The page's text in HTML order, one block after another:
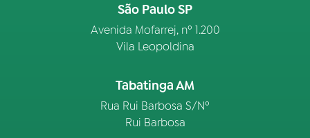
São Paulo SP
Avenida Mofarrej, nº 1.200
Vila Leopoldina
Tabatinga AM
Rua Rui Barbosa S/Nº
Rui Barbosa